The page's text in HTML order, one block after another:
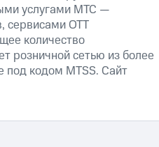
услугами МТС —
сервисами OTT
количество
розничной сетью из более
кодом MTSS. Сайт